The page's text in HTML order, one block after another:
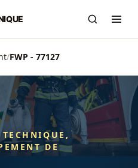
/FWP - 77127
TECHNIQUE,
DE